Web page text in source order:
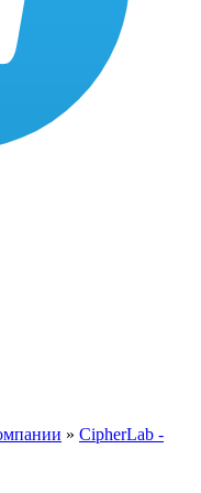
» CipherLab -